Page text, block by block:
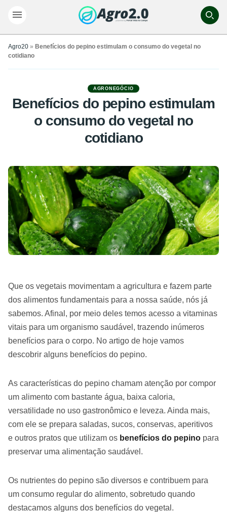
Agro20 » Benefícios do pepino estimulam o consumo do vegetal no
cotidiano
AGRONEGÓCIO
Benefícios do pepino estimulam
o consumo do vegetal no
cotidiano
Que os vegetais movimentam a agricultura e fazem parte
dos alimentos fundamentais para a nossa saúde, nós já
sabemos. Afinal, por meio deles temos acesso a vitaminas
vitais para um organismo saudável, trazendo inúmeros
benefícios para o corpo. No artigo de hoje vamos
descobrir alguns benefícios do pepino.
As características do pepino chamam atenção por compor
um alimento com bastante água, baixa caloria,
versatilidade no uso gastronômico e leveza. Ainda mais,
com ele se prepara saladas, sucos, conservas, aperitivos
e outros pratos que utilizam os benefícios do pepino para
preservar uma alimentação saudável.
Os nutrientes do pepino são diversos e contribuem para
um consumo regular do alimento, sobretudo quando
destacamos alguns dos benefícios do vegetal.